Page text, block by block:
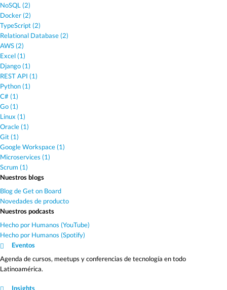
NoSQL (2)
Docker (2)
TypeScript (2)
Relational Database (2)
AWS (2)
Excel (1)
Django (1)
REST API (1)
Python (1)
C# (1)
Go (1)
Linux (1)
Oracle (1)
Git (1)
Google Workspace (1)
Microservices (1)
Scrum (1)
Nuestros blogs
Blog de Get on Board
Novedades de producto
Nuestros podcasts
Hecho por Humanos (YouTube)
Hecho por Humanos (Spotify)
Eventos
Agenda de cursos, meetups y conferencias de tecnología en todo
Latinoamérica.
Insights